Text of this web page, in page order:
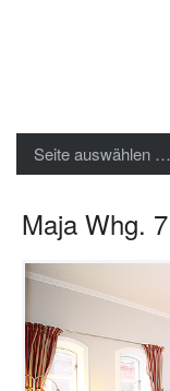
Seite auswählen …
Maja Whg. 7